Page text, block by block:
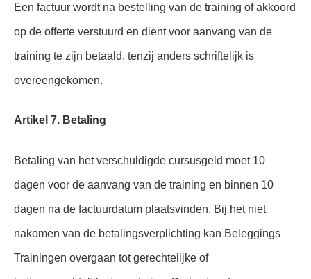
Een factuur wordt na bestelling van de training of akkoord
op de offerte verstuurd en dient voor aanvang van de
training te zijn betaald, tenzij anders schriftelijk is
overeengekomen.
Artikel 7. Betaling
Betaling van het verschuldigde cursusgeld moet 10
dagen voor de aanvang van de training en binnen 10
dagen na de factuurdatum plaatsvinden. Bij het niet
nakomen van de betalingsverplichting kan Beleggings
Trainingen overgaan tot gerechtelijke of